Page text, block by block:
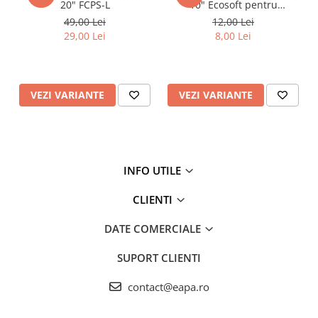
20" FCPS-L
49,00 Lei
29,00 Lei
VEZI VARIANTE
10" Ecosoft pentru
eliminarea sedimentelor
12,00 Lei
8,00 Lei
VEZI VARIANTE
INFO UTILE
CLIENTI
DATE COMERCIALE
SUPORT CLIENTI
contact@eapa.ro